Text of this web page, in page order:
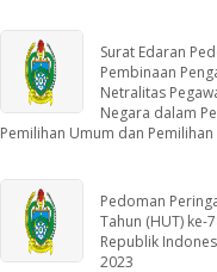
Surat Edaran
Pembinaan
Netralitas
Negara dalam
Pemilihan Umum dan Pemilihan
Pedoman
Tahun (HUT) ke-
Republik
2023